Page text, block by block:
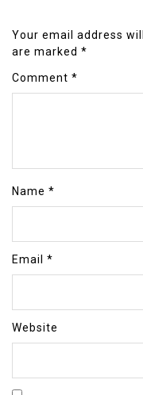
Your email address
are marked *
Comment *
Name *
Email *
Website